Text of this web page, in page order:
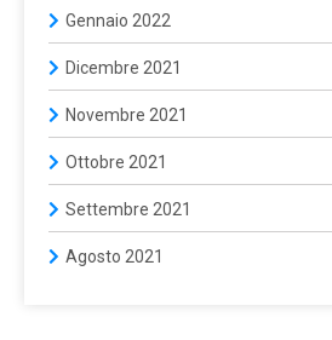
Gennaio 2022
Dicembre 2021
Novembre 2021
Ottobre 2021
Settembre 2021
Agosto 2021